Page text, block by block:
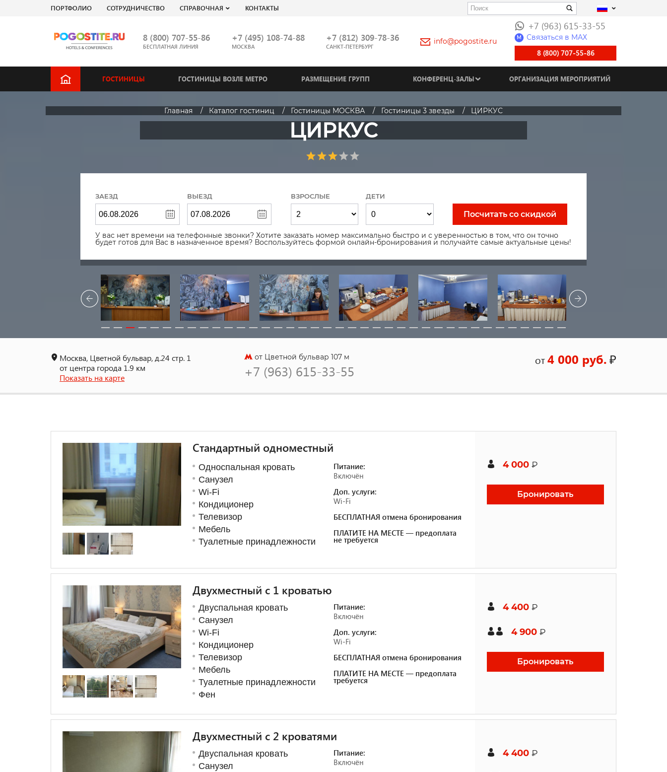
ПОРТФОЛИО СОТРУДНИЧЕСТВО СПРАВОЧНАЯ КОНТАКТЫ
8 (800) 707-55-86
БЕСПЛАТНАЯ ЛИНИЯ
+7 (495) 108-74-88
МОСКВА
+7 (812) 309-78-36
САНКТ-ПЕТЕРБУРГ
info@pogostite.ru
+7 (963) 615-33-55
M Связаться в МАХ
8 (800) 707-55-86
ГОСТИНИЦЫ ГОСТИНИЦЫ ВОЗЛЕ МЕТРО РАЗМЕЩЕНИЕ ГРУПП КОНФЕРЕНЦ-ЗАЛЫ ОРГАНИЗАЦИЯ МЕРОПРИЯТИЙ
Главная Каталог гостиниц Гостиницы МОСКВА Гостиницы 3 звезды ЦИРКУС
ЦИРКУС
ЗАЕЗД ВЫЕЗД ВЗРОСЛЫЕ ДЕТИ
Посчитать со скидкой
У вас нет времени на телефонные звонки? Хотите заказать номер максимально быстро и с уверенностью в том, что он точно
будет готов для Вас в назначенное время? Воспользуйтесь формой онлайн-бронирования и получайте самые актуальные цены!
Москва, Цветной бульвар, д.24 стр. 1
от центра города 1.9 км
Показать на карте
от Цветной бульвар 107 м
+7 (963) 615-33-55
от4 000 руб.₽
Стандартный одноместный
Односпальная кровать
Санузел
Wi-Fi
Кондиционер
Телевизор
Мебель
Туалетные принадлежности
Питание:
Включён
Доп. услуги:
Wi-Fi
БЕСПЛАТНАЯ отмена бронирования
ПЛАТИТЕ НА МЕСТЕ — предоплата
не требуется
4 000 ₽
Бронировать
Двухместный с 1 кроватью
Двуспальная кровать
Санузел
Wi-Fi
Кондиционер
Телевизор
Мебель
Туалетные принадлежности
Фен
Питание:
Включён
Доп. услуги:
Wi-Fi
БЕСПЛАТНАЯ отмена бронирования
ПЛАТИТЕ НА МЕСТЕ — предоплата
требуется
4 400 ₽
4 900 ₽
Бронировать
Двухместный с 2 кроватями
Двуспальная кровать
Санузел
Питание:
Включён
4 400 ₽